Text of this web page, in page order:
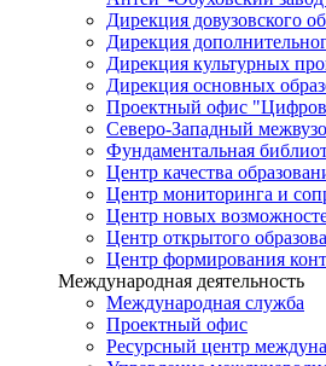
Дирекция довузовского
Дирекция
Дирекция культурных
Дирекция основных
Проектный офис
Северо-Западный
Фундаментальная
Центр качества
Центр мониторинга и
Центр новых
Центр открытого
Центр формирования
Международная деятельность
Международная служба
Проектный офис
Ресурсный центр